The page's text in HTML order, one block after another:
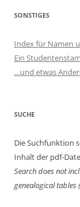
SONSTIGES
Index für Namen
Ein
…und etwas
SUCHE
Die Suchfunktion
Inhalt der pdf-
Search does not
genealogical tables